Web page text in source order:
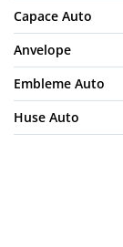
Capace Auto
Anvelope
Embleme Auto
Huse Auto